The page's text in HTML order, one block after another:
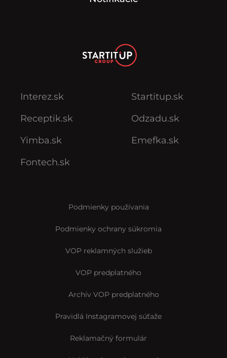
Interez.sk
Receptik.sk
Yimba.sk
Fontech.sk
Startitup.sk
Odzadu.sk
Emefka.sk
Podmienky používania
Podmienky ochrany súkromia
VOP reklamných služieb
VOP predplatného
Archív VOP predplatného
Pravidlá Instagramovej súťaže
Reklamačný formulár